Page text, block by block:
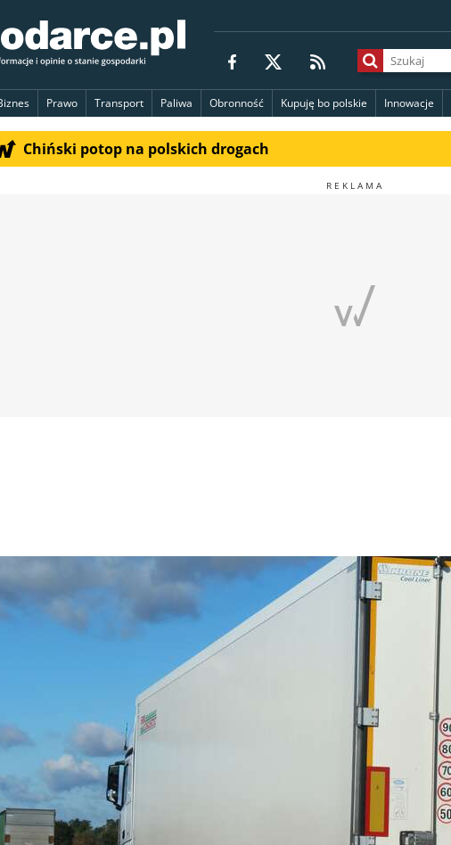
Prawo Transport Paliwa Obronność Kupuję bo polskie Innowacje
Chiński potop na polskich drogach